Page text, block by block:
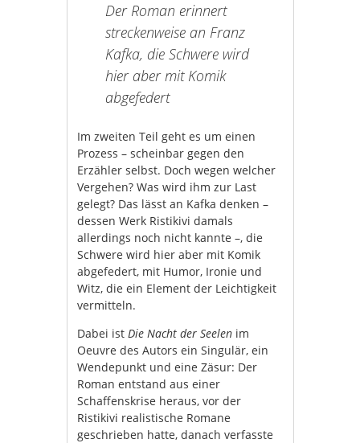
Der Roman erinnert
streckenweise an Franz
Kafka, die Schwere wird
hier aber mit Komik
abgefedert
Im zweiten Teil geht es um einen
Prozess – scheinbar gegen den
Erzähler selbst. Doch wegen welcher
Vergehen? Was wird ihm zur Last
gelegt? Das lässt an Kafka denken –
dessen Werk Ristikivi damals
allerdings noch nicht kannte –, die
Schwere wird hier aber mit Komik
abgefedert, mit Humor, Ironie und
Witz, die ein Element der Leichtigkeit
vermitteln.
Dabei istDie Nacht der Seelen im
Oeuvre des Autors ein Singulär, ein
Wendepunkt und eine Zäsur: Der
Roman entstand aus einer
Schaffenskrise heraus, vor der
Ristikivi realistische Romane
geschrieben hatte, danach verfasste